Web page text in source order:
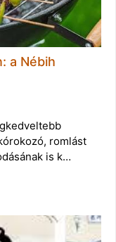
a Nébih
romlást
is k…